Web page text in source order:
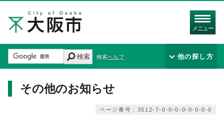
メニュー
検索 検索ヘルプ 他の探し方
その他のお知らせ
ページ番号：3512-7-0-0-0-0-0-0-0-0